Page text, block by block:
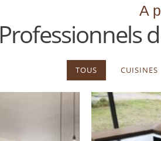
A
Professionnels
TOUS CUISINES